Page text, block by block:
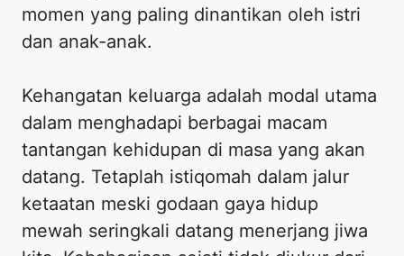
momen yang paling dinantikan oleh istri
dan anak-anak.
Kehangatan keluarga adalah modal utama
dalam menghadapi berbagai macam
tantangan kehidupan di masa yang akan
datang. Tetaplah istiqomah dalam jalur
ketaatan meski godaan gaya hidup
mewah seringkali datang menerjang jiwa